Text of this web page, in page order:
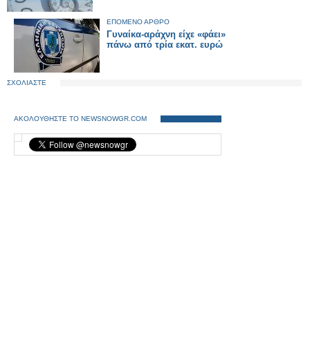
ΕΠΟΜΕΝΟ ΑΡΘΡΟ
Γυναίκα-αράχνη είχε «φάει»
πάνω από τρία εκατ. ευρώ
ΣΧΟΛΙΑΣΤΕ
ΑΚΟΛΟΥΘΗΣΤΕ ΤΟ NEWSNOWGR.COM